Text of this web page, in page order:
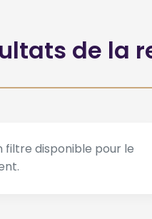
de la
filtre disponible pour le